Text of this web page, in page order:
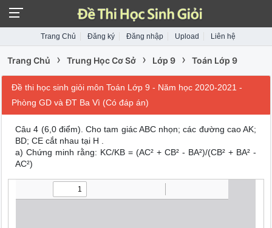
Trang Chủ Đăng ký Đăng nhập Upload Liên hệ
Trang Chủ › Trung Học Cơ Sở › Lớp 9 › Toán Lớp 9
Đề thi học sinh giỏi môn Toán Lớp 9 - Năm học 2020-2021 -
Phòng GD và ĐT Ba Vì (Có đáp án)
Câu 4 (6,0 điểm). Cho tam giác ABC nhọn; các đường cao AK;
BD; CE cắt nhau tại H .
a) Chứng minh rằng: KC/KB = (AC² + CB² - BA²)/(CB² + BA² -
AC²)